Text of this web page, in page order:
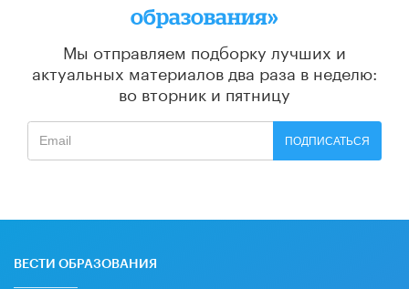
образования»
Мы отправляем подборку лучших и
актуальных материалов два раза в неделю:
во вторник и пятницу
ПОДПИСАТЬСЯ
ВЕСТИ ОБРАЗОВАНИЯ